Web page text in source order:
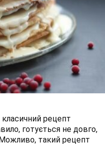
рецепт
готується не довго,
такий рецепт